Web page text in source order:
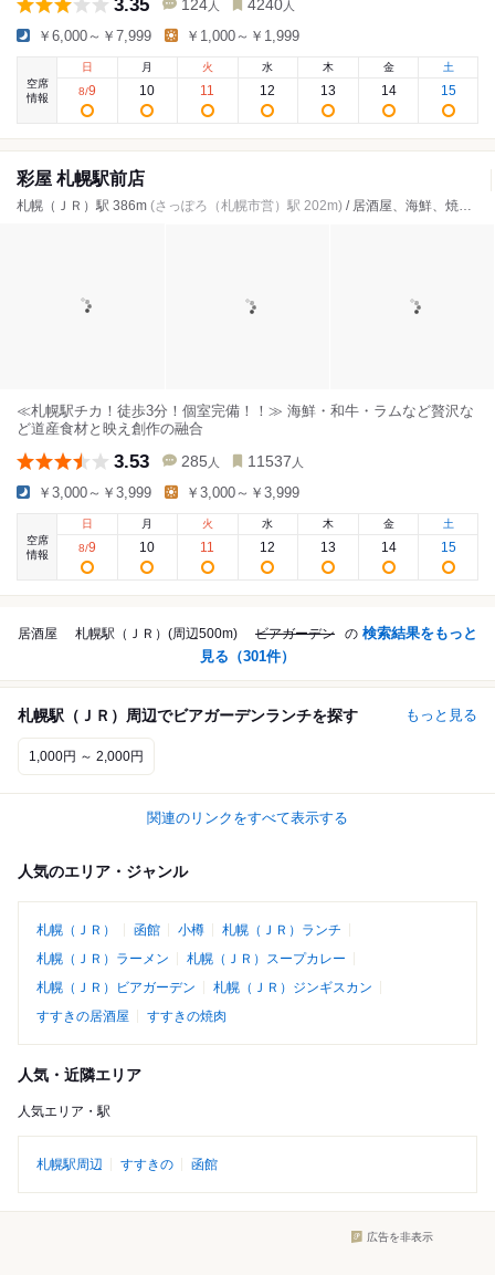
3.35 124 人 4240 人
￥6,000～￥7,999 ￥1,000～￥1,999
空席
情報
日
8/9
月
10
火
11
水
12
木
13
金
14
土
15
彩屋 札幌駅前店
札幌（ＪＲ）駅 386m (さっぽろ（札幌市営）駅 202m) / 居酒屋、海鮮、焼き鳥
≪札幌駅チカ！徒歩3分！個室完備！！≫ 海鮮・和牛・ラムなど贅沢な
ど道産食材と映え創作の融合
3.53 285 人 11537 人
￥3,000～￥3,999 ￥3,000～￥3,999
空席
情報
日
8/9
月
10
火
11
水
12
木
13
金
14
土
15
居酒屋 札幌駅（ＪＲ）(周辺500m) ビアガーデン の 検索結果をもっと
見る（301件）
札幌駅（ＪＲ）周辺でビアガーデンランチを探す もっと見る
1,000円 ～ 2,000円
関連のリンクをすべて表示する
人気のエリア・ジャンル
札幌（ＪＲ） 函館 小樽
札幌（ＪＲ）ランチ
札幌（ＪＲ）ラーメン
札幌（ＪＲ）スープカレー
札幌（ＪＲ）ビアガーデン
札幌（ＪＲ）ジンギスカン
すすきの居酒屋
すすきの焼肉
人気・近隣エリア
人気エリア・駅
札幌駅周辺 すすきの 函館
広告を非表示